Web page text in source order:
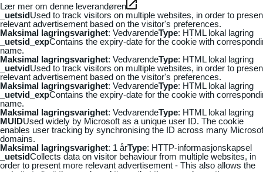
Lær mer om denne leverandøren
_uetsidUsed to track visitors on multiple websites, in order to
relevant advertisement based on the visitor's preferences.
Maksimal lagringsvarighet: VedvarendeType: HTML lokal lagring
_uetsid_expContains the expiry-date for the cookie with
name.
Maksimal lagringsvarighet: VedvarendeType: HTML lokal lagring
_uetvidUsed to track visitors on multiple websites, in order to
relevant advertisement based on the visitor's preferences.
Maksimal lagringsvarighet: VedvarendeType: HTML lokal lagring
_uetvid_expContains the expiry-date for the cookie with
name.
Maksimal lagringsvarighet: VedvarendeType: HTML lokal lagring
MUIDUsed widely by Microsoft as a unique user ID. The cookie
enables user tracking by synchronising the ID across many
domains.
Maksimal lagringsvarighet: 1 årType: HTTP-informasjonskapsel
_uetsidCollects data on visitor behaviour from multiple websites, in
order to present more relevant advertisement - This also allows the